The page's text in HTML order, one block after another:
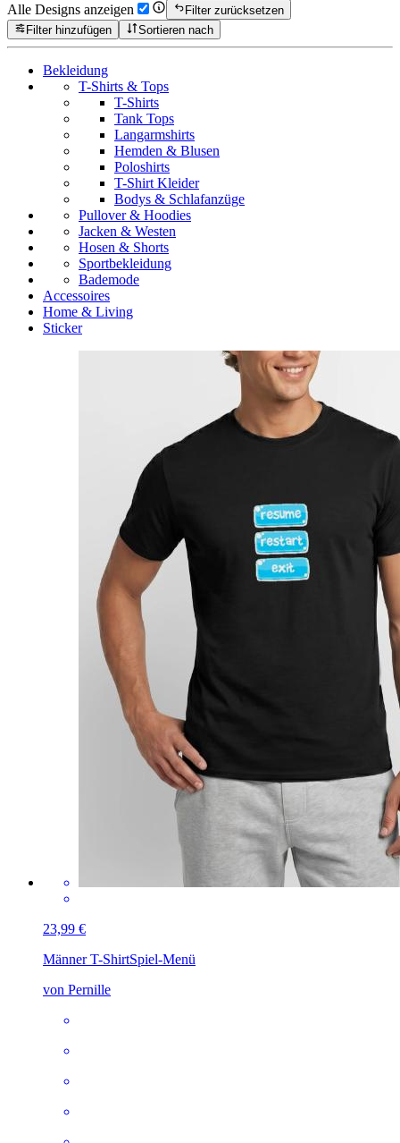
Alle Designs anzeigen
Filter zurücksetzen
Filter hinzufügen
Sortieren nach
Bekleidung
T-Shirts & Tops
T-Shirts
Tank Tops
Langarmshirts
Hemden & Blusen
Poloshirts
T-Shirt Kleider
Bodys & Schlafanzüge
Pullover & Hoodies
Jacken & Westen
Hosen & Shorts
Sportbekleidung
Bademode
Accessoires
Home & Living
Sticker
23,99 €
Männer T-ShirtSpiel-Menü
von Pernille